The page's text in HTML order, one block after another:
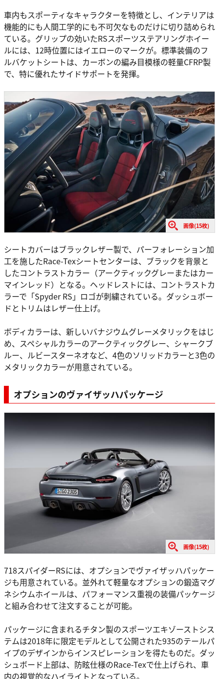
車内もスポーティなキャラクターを特徴とし、インテリアは
機能的にも人間工学的にも不可欠なものだけに切り詰められ
ている。グリップの効いたRSスポーツステアリングホイー
ルには、12時位置にはイエローのマークが。標準装備のフ
ルバケットシートは、カーボンの編み目模様の軽量CFRP製
で、特に優れたサイドサポートを発揮。
画像(15枚)
シートカバーはブラックレザー製で、パーフォレーション加
工を施したRace-Texシートセンターは、ブラックを背景と
したコントラストカラー（アークティックグレーまたはカー
マインレッド）となる。ヘッドレストには、コントラストカ
ラーで「Spyder RS」ロゴが刺繍されている。ダッシュボー
ドとトリムはレザー仕上げ。
ボディカラーは、新しいバナジウムグレーメタリックをはじ
め、スペシャルカラーのアークティックグレー、シャークブ
ルー、ルビースターネオなど、4色のソリッドカラーと3色の
メタリックカラーが用意されている。
オプションのヴァイザッハパッケージ
画像(15枚)
718スパイダーRSには、オプションでヴァイザッハパッケー
ジも用意されている。並外れて軽量なオプションの鍛造マグ
ネシウムホイールは、パフォーマンス重視の装備パッケージ
と組み合わせて注文することが可能。
パッケージに含まれるチタン製のスポーツエキゾーストシス
テムは2018年に限定モデルとして公開された935のテールパ
イプのデザインからインスピレーションを得たものだ。ダッ
シュボード上部は、防眩仕様のRace-Texで仕上げられ、車
内の視覚的なハイライトとなっている。